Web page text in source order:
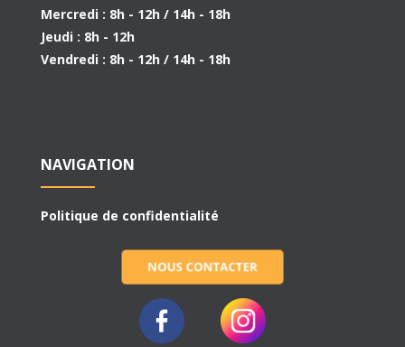
Mercredi : 8h - 12h / 14h - 18h
Jeudi : 8h - 12h
Vendredi : 8h - 12h / 14h - 18h
NAVIGATION
Politique de confidentialité